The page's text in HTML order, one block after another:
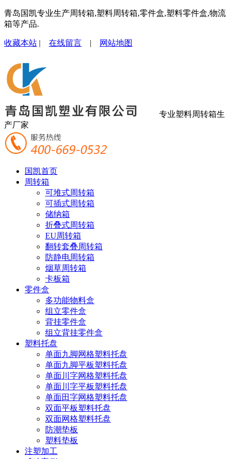
青岛国凯专业生产周转箱,塑料周转箱,零件盒,塑料零件盒,物流
箱等产品.
收藏本站 | 在线留言 | 网站地图
专业塑料周转箱生
产厂家
国凯首页
周转箱
可堆式周转箱
可插式周转箱
储纳箱
折叠式周转箱
EU周转箱
翻转套叠周转箱
防静电周转箱
烟草周转箱
卡板箱
零件盒
多功能物料盒
组立零件盒
背挂零件盒
组立背挂零件盒
塑料托盘
单面九脚网格塑料托盘
单面九脚平板塑料托盘
单面川字网格塑料托盘
单面川字平板塑料托盘
单面田字网格塑料托盘
双面平板塑料托盘
双面网格塑料托盘
防潮垫板
塑料垫板
注塑加工